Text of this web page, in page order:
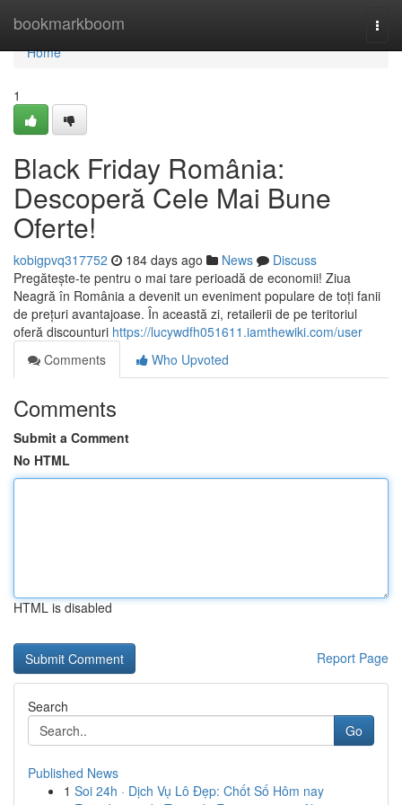
bookmarkboom
Home
Home
1
Black Friday România:
Descoperă Cele Mai Bune
Oferte!
kobigpvq317752 184 days ago News
Discuss
Pregătește-te pentru o mai tare perioadă de economii! Ziua
Neagră în România a devenit un eveniment populare de toți fanii
de prețuri avantajoase. În această zi, retailerii de pe teritoriul
oferă discounturi https://lucywdfh051611.iamthewiki.com/user
Comments
Who Upvoted
Comments
Submit a Comment
No HTML
HTML is disabled
Report Page
Search
Go
Published News
1 Soi 24h · Dịch Vụ Lô Đẹp: Chốt Số Hôm nay